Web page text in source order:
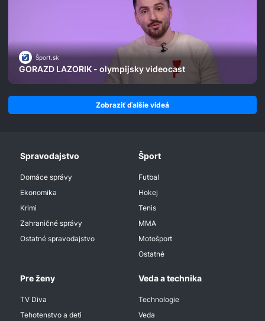
Šport.sk
GORAZD LAZORIK - olympijsky videocast
Zobraziť ďalšie videá
Spravodajstvo
Domáce správy
Ekonomika
Krimi
Zahraničné správy
Ostatné spravodajstvo
Šport
Futbal
Hokej
Tenis
MMA
Motošport
Ostatné
Pre ženy
TV Diva
Tehotenstvo a deti
Veda a technika
Technologie
Veda